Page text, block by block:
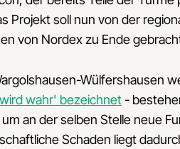
Projekt soll nun von der
von Nordex zu Ende
Wülfershausen
wahr' bezeichnet-
an der selben Stelle neue
Schaden liegt